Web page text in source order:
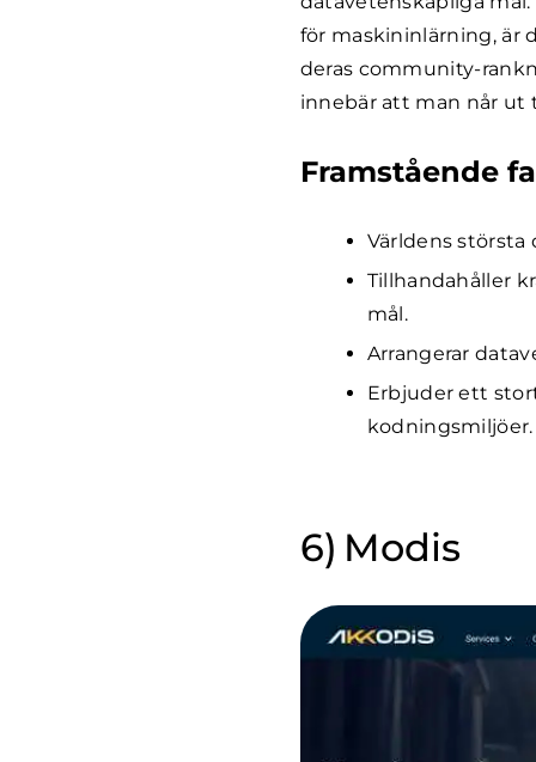
för maskininlärning,
deras community-
innebär att man når ut
Framstående
Världens
Tillhandahåller
mål.
Arrangerar
Erbjuder ett
kodningsmiljöer.
Modis